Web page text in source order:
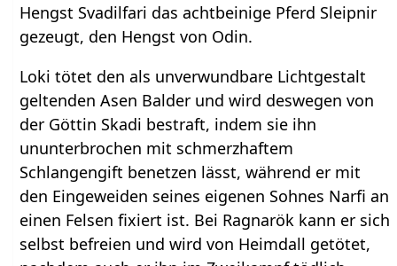
Hengst Svadilfari das achtbeinige Pferd Sleipnir
gezeugt, den Hengst von Odin.
Loki tötet den als unverwundbare Lichtgestalt
geltenden Asen Balder und wird deswegen von
der Göttin Skadi bestraft, indem sie ihn
ununterbrochen mit schmerzhaftem
Schlangengift benetzen lässt, während er mit
den Eingeweiden seines eigenen Sohnes Narfi an
einen Felsen fixiert ist. Bei Ragnarök kann er sich
selbst befreien und wird von Heimdall getötet,